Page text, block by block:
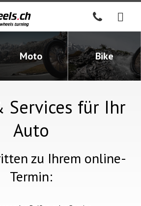
Moto Bike
Services für Ihr
Auto
zu Ihrem online-
Termin: